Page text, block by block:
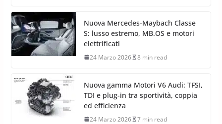
Nuova Mercedes-Maybach Classe
S: lusso estremo, MB.OS e motori
elettrificati
24 Marzo 2026 8 min read
Nuova gamma Motori V6 Audi: TFSI,
TDI e plug-in tra sportività, coppia
ed efficienza
24 Marzo 2026 7 min read